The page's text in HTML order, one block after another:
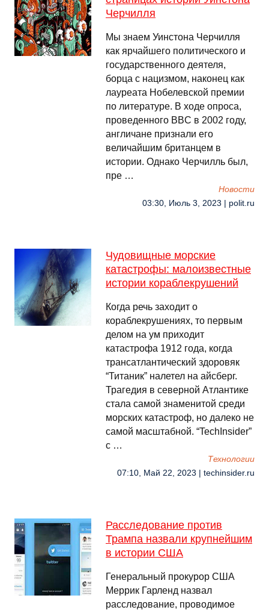
Черчилля
Мы знаем Уинстона Черчилля
как ярчайшего политического и
государственного деятеля,
борца с нацизмом, наконец как
лауреата Нобелевской премии
по литературе. В ходе опроса,
проведенного BBC в 2002 году,
англичане признали его
величайшим британцем в
истории. Однако Черчилль был,
пре …
Новости
03:30, Июль 3, 2023 | polit.ru
Чудовищные морские
катастрофы: малоизвестные
истории кораблекрушений
Когда речь заходит о
кораблекрушениях, то первым
делом на ум приходит
катастрофа 1912 года, когда
трансатлантический здоровяк
“Титаник” налетел на айсберг.
Трагедия в северной Атлантике
стала самой знаменитой среди
морских катастроф, но далеко не
самой масштабной. “TechInsider”
с …
Технологии
07:10, Май 22, 2023 | techinsider.ru
Расследование против
Трампа назвали крупнейшим
в истории США
Генеральный прокурор США
Меррик Гарленд назвал
расследование, проводимое